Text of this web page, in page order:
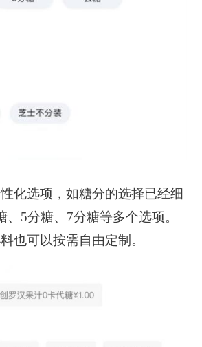
选项，如糖分的选择已经细
、5分糖、7分糖等多个选项。
也可以按需自由定制。